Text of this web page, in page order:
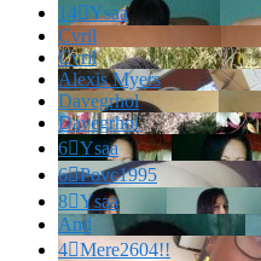
14Ysaa
Cvril
Cvril
Alexis Myers
Davegrhol
Davegrhol
6Ysaa
6Povc1995
8Ysaa
And
4Mere2604!!